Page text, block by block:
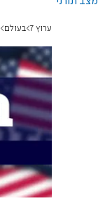
ערוץ 7 בעולם